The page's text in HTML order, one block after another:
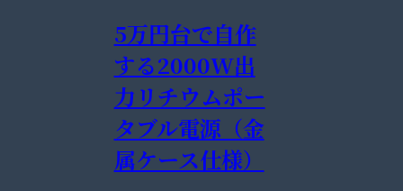
5万円台で自作
する2000W出
力リチウムポー
タブル電源（金
属ケース仕様）